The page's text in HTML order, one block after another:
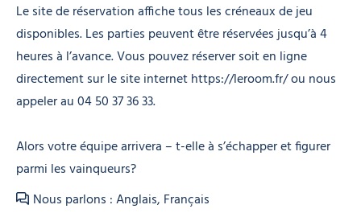
Le site de réservation affiche tous les créneaux de jeu
disponibles. Les parties peuvent être réservées jusqu’à 4
heures à l’avance. Vous pouvez réserver soit en ligne
directement sur le site internet https://leroom.fr/ ou nous
appeler au 04 50 37 36 33.
Alors votre équipe arrivera – t-elle à s’échapper et figurer
parmi les vainqueurs?
Nous parlons : Anglais, Français